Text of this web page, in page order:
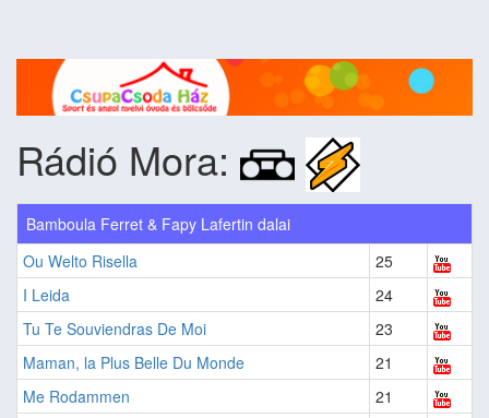
Rádió Mora:
Bamboula Ferret & Fapy Lafertin dalai
Ou Welto Risella
25
I Leida
24
Tu Te Souviendras De Moi
23
Maman, la Plus Belle Du Monde
21
Me Rodammen
21